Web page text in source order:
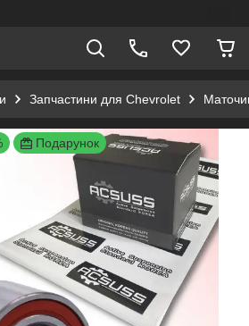
Запчастини для Chevrolet
Подарунок